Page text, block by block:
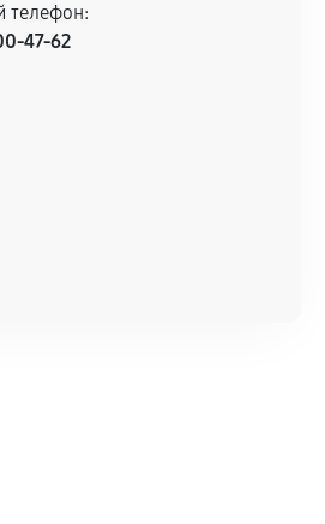
телефон:
47-62